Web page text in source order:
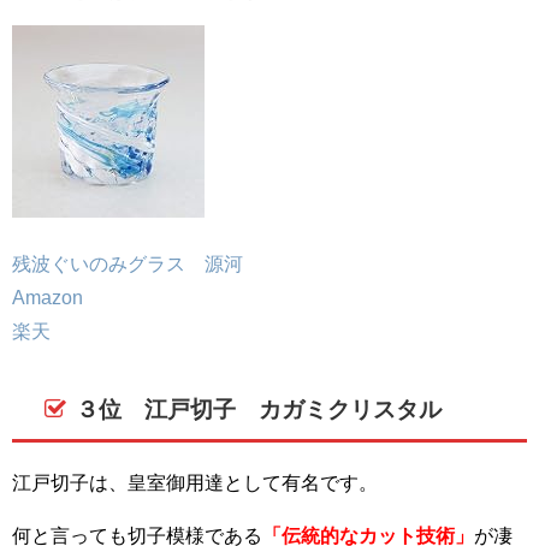
残波ぐいのみグラス 源河
Amazon
楽天
３位 江戸切子 カガミクリスタル
江戸切子は、皇室御用達として有名です。
何と言っても切子模様である 「伝統的なカット技術」 が凄